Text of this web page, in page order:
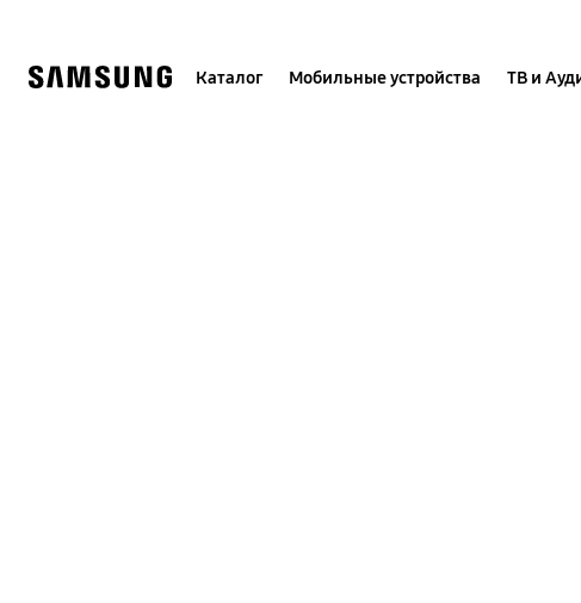
Каталог Мобильные устройства ТВ и